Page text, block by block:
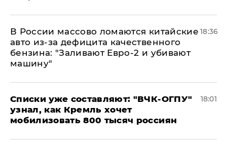
В России массово ломаются китайские
авто из-за дефицита качественного
бензина: "Заливают Евро-2 и убивают
машину"
18:36
Списки уже составляют: "ВЧК-ОГПУ"
узнал, как Кремль хочет
мобилизовать 800 тысяч россиян
18:01